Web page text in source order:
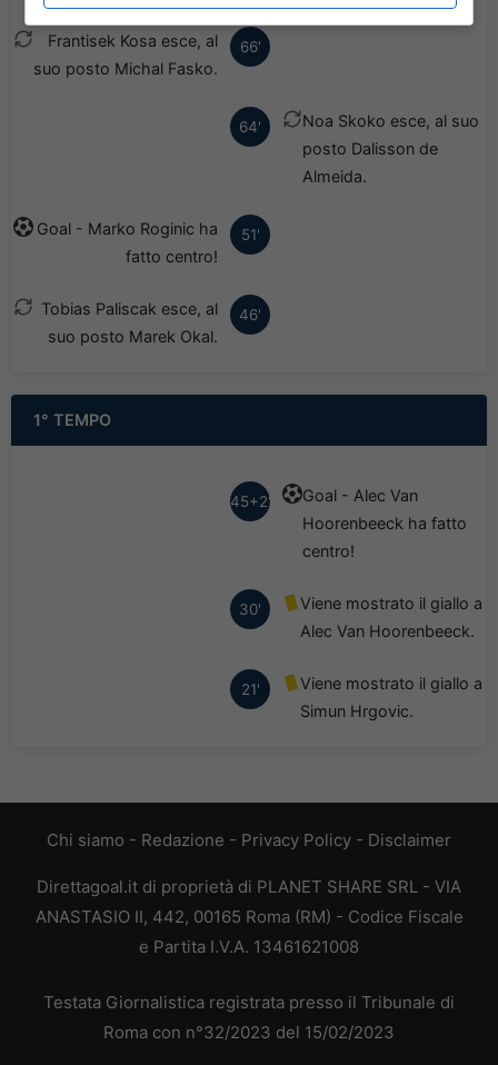
66'
Frantisek Kosa esce, al
suo posto Michal Fasko.
64'
Noa Skoko esce, al suo
posto Dalisson de
Almeida.
51'
Goal - Marko Roginic ha
fatto centro!
46'
Tobias Paliscak esce, al
suo posto Marek Okal.
1° TEMPO
45+2'
Goal - Alec Van
Hoorenbeeck ha fatto
centro!
30'
Viene mostrato il giallo a
Alec Van Hoorenbeeck.
21'
Viene mostrato il giallo a
Simun Hrgovic.
Chi siamo - Redazione - Privacy Policy - Disclaimer
Direttagoal.it di proprietà di PLANET SHARE SRL - VIA
ANASTASIO II, 442, 00165 Roma (RM) - Codice Fiscale
e Partita I.V.A. 13461621008
Testata Giornalistica registrata presso il Tribunale di
Roma con n°32/2023 del 15/02/2023